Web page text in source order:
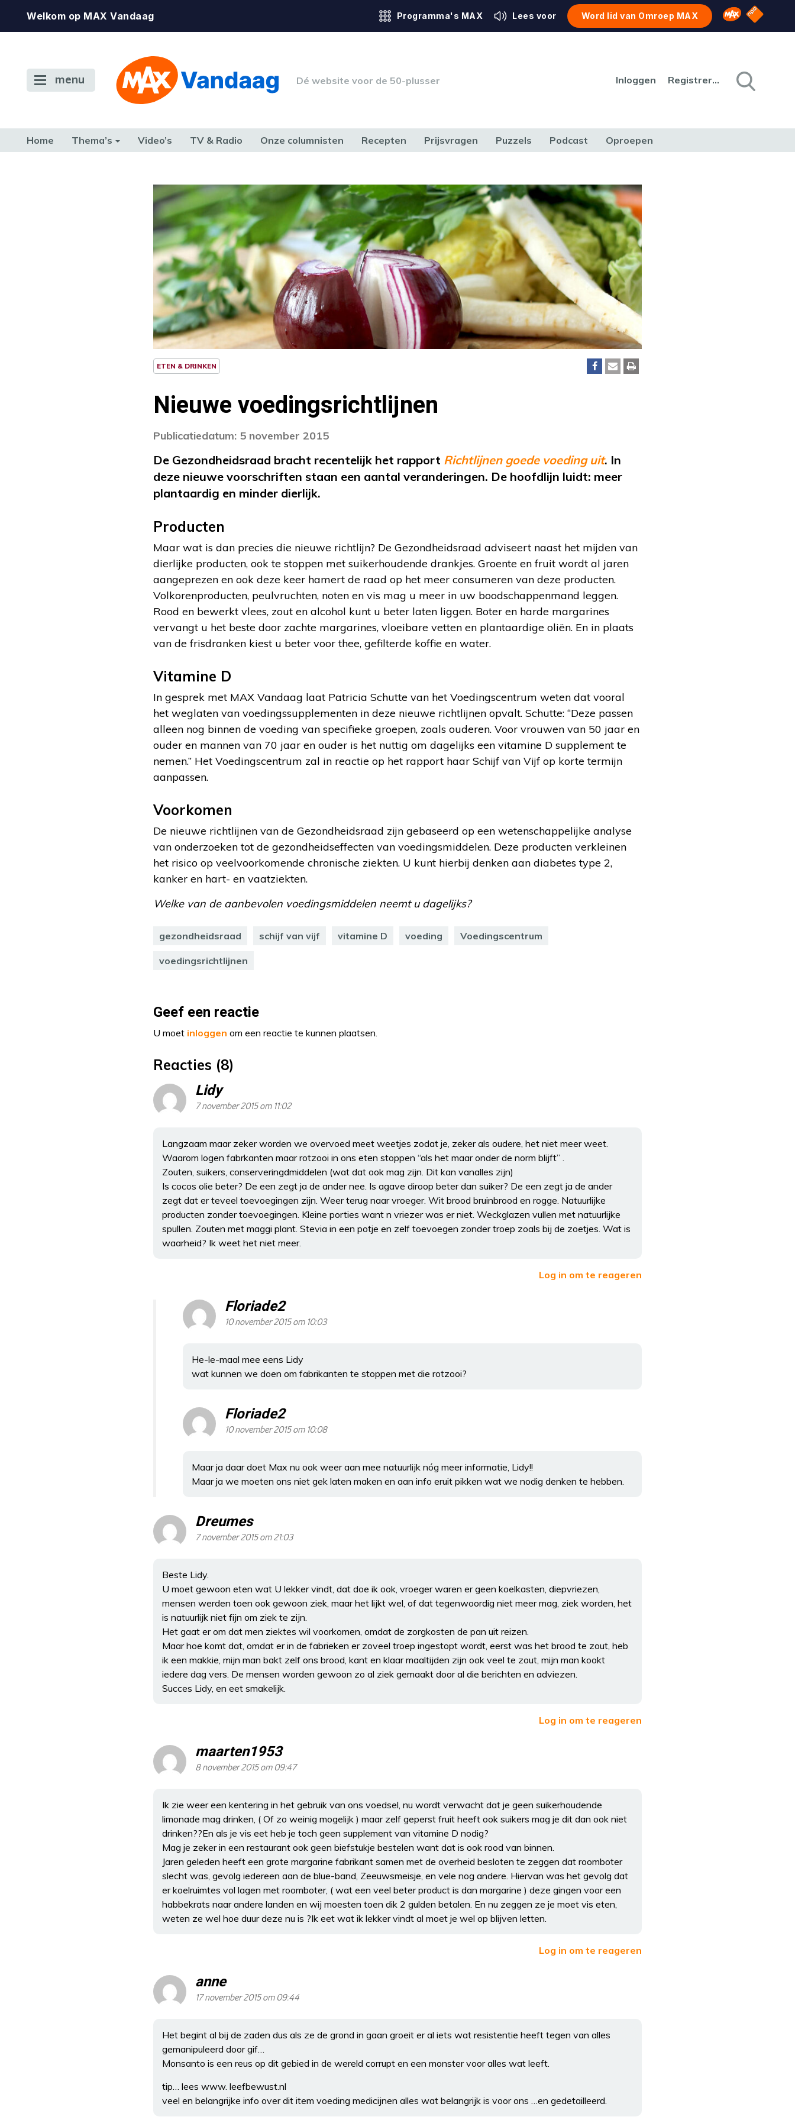
Welkom op MAX Vandaag Programma's MAX Lees voor Word lid van Omroep MAX Omroep MAX
NPO
menu Dé website voor de 50-plusser Inloggen Registreren
Home Thema’s Video’s TV & Radio Onze columnisten Recepten Prijsvragen Puzzels Podcast Oproepen
ETEN & DRINKEN
Nieuwe voedingsrichtlijnen
Publicatiedatum: 5 november 2015
De Gezondheidsraad bracht recentelijk het rapport Richtlijnen goede voeding uit. In
deze nieuwe voorschriften staan een aantal veranderingen. De hoofdlijn luidt: meer
plantaardig en minder dierlijk.
Producten
Maar wat is dan precies die nieuwe richtlijn? De Gezondheidsraad adviseert naast het mijden van
dierlijke producten, ook te stoppen met suikerhoudende drankjes. Groente en fruit wordt al jaren
aangeprezen en ook deze keer hamert de raad op het meer consumeren van deze producten.
Volkorenproducten, peulvruchten, noten en vis mag u meer in uw boodschappenmand leggen.
Rood en bewerkt vlees, zout en alcohol kunt u beter laten liggen. Boter en harde margarines
vervangt u het beste door zachte margarines, vloeibare vetten en plantaardige oliën. En in plaats
van de frisdranken kiest u beter voor thee, gefilterde koffie en water.
Vitamine D
In gesprek met MAX Vandaag laat Patricia Schutte van het Voedingscentrum weten dat vooral
het weglaten van voedingssupplementen in deze nieuwe richtlijnen opvalt. Schutte: “Deze passen
alleen nog binnen de voeding van specifieke groepen, zoals ouderen. Voor vrouwen van 50 jaar en
ouder en mannen van 70 jaar en ouder is het nuttig om dagelijks een vitamine D supplement te
nemen.” Het Voedingscentrum zal in reactie op het rapport haar Schijf van Vijf op korte termijn
aanpassen.
Voorkomen
De nieuwe richtlijnen van de Gezondheidsraad zijn gebaseerd op een wetenschappelijke analyse
van onderzoeken tot de gezondheidseffecten van voedingsmiddelen. Deze producten verkleinen
het risico op veelvoorkomende chronische ziekten. U kunt hierbij denken aan diabetes type 2,
kanker en hart- en vaatziekten.
Welke van de aanbevolen voedingsmiddelen neemt u dagelijks?
gezondheidsraad schijf van vijf vitamine D voeding Voedingscentrum
voedingsrichtlijnen
Geef een reactie
U moet inloggen om een reactie te kunnen plaatsen.
Reacties (8)
Lidy
7 november 2015 om 11:02
Langzaam maar zeker worden we overvoed meet weetjes zodat je, zeker als oudere, het niet meer weet.
Waarom logen fabrkanten maar rotzooi in ons eten stoppen “als het maar onder de norm blijft” .
Zouten, suikers, conserveringdmiddelen (wat dat ook mag zijn. Dit kan vanalles zijn)
Is cocos olie beter? De een zegt ja de ander nee. Is agave diroop beter dan suiker? De een zegt ja de ander
zegt dat er teveel toevoegingen zijn. Weer terug naar vroeger. Wit brood bruinbrood en rogge. Natuurlijke
producten zonder toevoegingen. Kleine porties want n vriezer was er niet. Weckglazen vullen met natuurlijke
spullen. Zouten met maggi plant. Stevia in een potje en zelf toevoegen zonder troep zoals bij de zoetjes. Wat is
waarheid? Ik weet het niet meer.
Log in om te reageren
Floriade2
10 november 2015 om 10:03
He-le-maal mee eens Lidy
wat kunnen we doen om fabrikanten te stoppen met die rotzooi?
Floriade2
10 november 2015 om 10:08
Maar ja daar doet Max nu ook weer aan mee natuurlijk nóg meer informatie, Lidy!!
Maar ja we moeten ons niet gek laten maken en aan info eruit pikken wat we nodig denken te hebben.
Dreumes
7 november 2015 om 21:03
Beste Lidy.
U moet gewoon eten wat U lekker vindt, dat doe ik ook, vroeger waren er geen koelkasten, diepvriezen,
mensen werden toen ook gewoon ziek, maar het lijkt wel, of dat tegenwoordig niet meer mag, ziek worden, het
is natuurlijk niet fijn om ziek te zijn.
Het gaat er om dat men ziektes wil voorkomen, omdat de zorgkosten de pan uit reizen.
Maar hoe komt dat, omdat er in de fabrieken er zoveel troep ingestopt wordt, eerst was het brood te zout, heb
ik een makkie, mijn man bakt zelf ons brood, kant en klaar maaltijden zijn ook veel te zout, mijn man kookt
iedere dag vers. De mensen worden gewoon zo al ziek gemaakt door al die berichten en adviezen.
Succes Lidy, en eet smakelijk.
Log in om te reageren
maarten1953
8 november 2015 om 09:47
Ik zie weer een kentering in het gebruik van ons voedsel, nu wordt verwacht dat je geen suikerhoudende
limonade mag drinken, ( Of zo weinig mogelijk ) maar zelf geperst fruit heeft ook suikers mag je dit dan ook niet
drinken??En als je vis eet heb je toch geen supplement van vitamine D nodig?
Mag je zeker in een restaurant ook geen biefstukje bestelen want dat is ook rood van binnen.
Jaren geleden heeft een grote margarine fabrikant samen met de overheid besloten te zeggen dat roomboter
slecht was, gevolg iedereen aan de blue-band, Zeeuwsmeisje, en vele nog andere. Hiervan was het gevolg dat
er koelruimtes vol lagen met roomboter, ( wat een veel beter product is dan margarine ) deze gingen voor een
habbekrats naar andere landen en wij moesten toen dik 2 gulden betalen. En nu zeggen ze je moet vis eten,
weten ze wel hoe duur deze nu is ?Ik eet wat ik lekker vindt al moet je wel op blijven letten.
Log in om te reageren
anne
17 november 2015 om 09:44
Het begint al bij de zaden dus als ze de grond in gaan groeit er al iets wat resistentie heeft tegen van alles
gemanipuleerd door gif…
Monsanto is een reus op dit gebied in de wereld corrupt en een monster voor alles wat leeft.
tip… lees www. leefbewust.nl
veel en belangrijke info over dit item voeding medicijnen alles wat belangrijk is voor ons …en gedetailleerd.